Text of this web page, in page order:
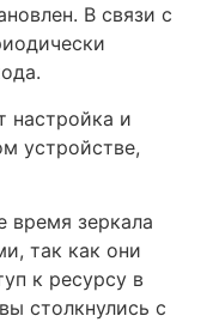
В связи с
настройка и
устройстве,
время зеркала
так как они
к ресурсу в
столкнулись с